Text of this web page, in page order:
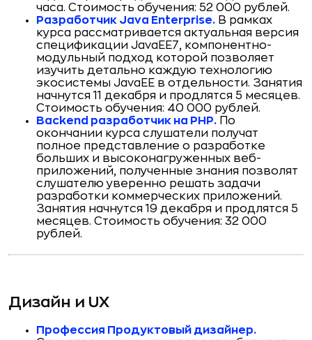
часа. Стоимость обучения: 52 000 рублей.
Разработчик Java Enterprise. В рамках
курса рассматривается актуальная версия
спецификации JavaEE7, компонентно-
модульный подход которой позволяет
изучить детально каждую технологию
экосистемы JavaEE в отдельности. Занятия
начнутся 11 декабря и продлятся 5 месяцев.
Стоимость обучения: 40 000 рублей.
Backend разработчик на PHP. По
окончании курса слушатели получат
полное представление о разработке
больших и высоконагруженных веб-
приложений, полученные знания позволят
слушателю уверенно решать задачи
разработки коммерческих приложений.
Занятия начнутся 19 декабря и продлятся 5
месяцев. Стоимость обучения: 32 000
рублей.
Дизайн и UX
Профессия Продуктовый дизайнер.